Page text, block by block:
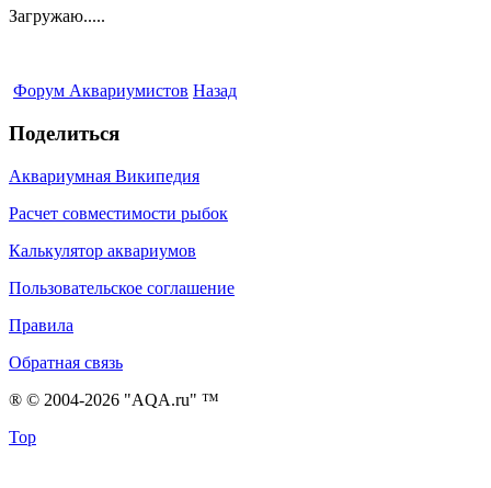
Загружаю.....
Форум Аквариумистов Назад
Поделиться
Аквариумная Википедия
Расчет совместимости рыбок
Калькулятор аквариумов
Пользовательское соглашение
Правила
Обратная связь
® © 2004-2026 "AQA.ru" ™
Top